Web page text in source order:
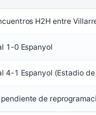
H2H entre
1-0 Espanyol
4-1 Espanyol (Estadio
de